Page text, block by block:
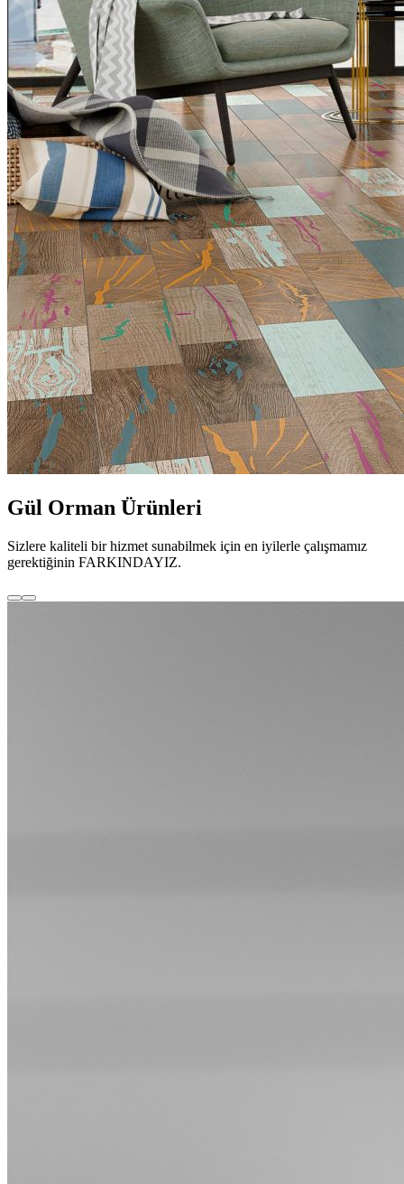
Gül Orman Ürünleri
Sizlere kaliteli bir hizmet sunabilmek için en iyilerle çalışmamız
gerektiğinin FARKINDAYIZ.